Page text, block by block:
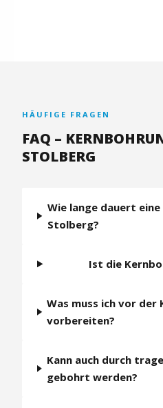
HÄUFIGE FRAGEN
FAQ –
STOLBERG
Wie lange dauert
Stolberg?
Ist die
Was muss ich vor der
vorbereiten?
Kann auch durch
gebohrt werden?